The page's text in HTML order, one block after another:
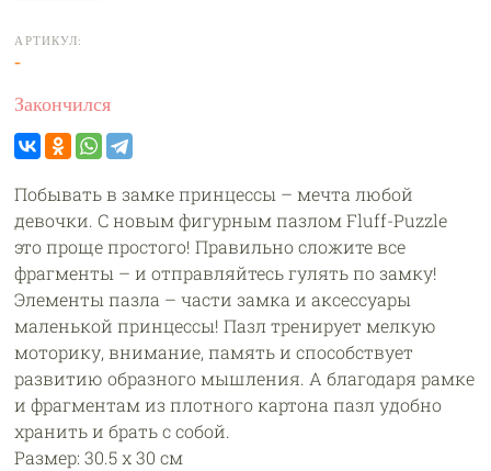
АРТИКУЛ:
-
Закончился
Побывать в замке принцессы – мечта любой
девочки. С новым фигурным пазлом Fluff-Puzzle
это проще простого! Правильно сложите все
фрагменты – и отправляйтесь гулять по замку!
Элементы пазла – части замка и аксессуары
маленькой принцессы! Пазл тренирует мелкую
моторику, внимание, память и способствует
развитию образного мышления. А благодаря рамке
и фрагментам из плотного картона пазл удобно
хранить и брать с собой.
Размер: 30.5 х 30 см